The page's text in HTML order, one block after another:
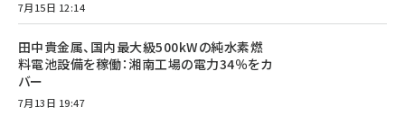
7月15日 12:14
田中貴金属、国内最大級500kWの純水素燃
料電池設備を稼働：湘南工場の電力34％をカ
バー
7月13日 19:47